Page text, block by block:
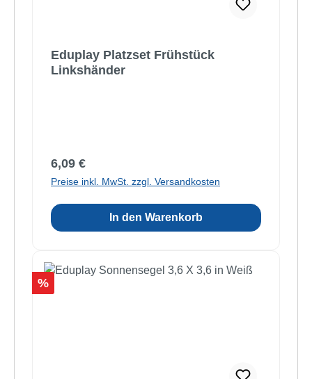
Eduplay Platzset Frühstück
Linkshänder
Regulärer Preis:
6,09 €
Preise inkl. MwSt. zzgl. Versandkosten
In den Warenkorb
Rabatt
%